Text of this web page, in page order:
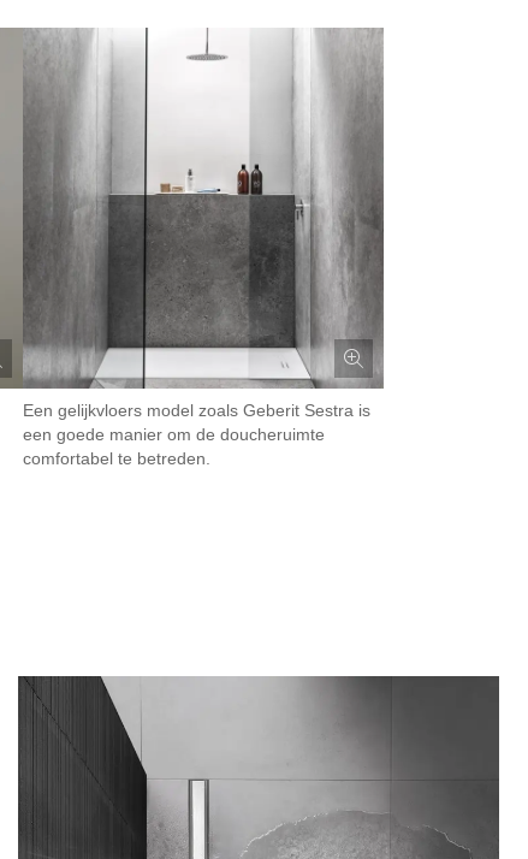
Een gelijkvloers model zoals Geberit Sestra is
een goede manier om de doucheruimte
comfortabel te betreden.